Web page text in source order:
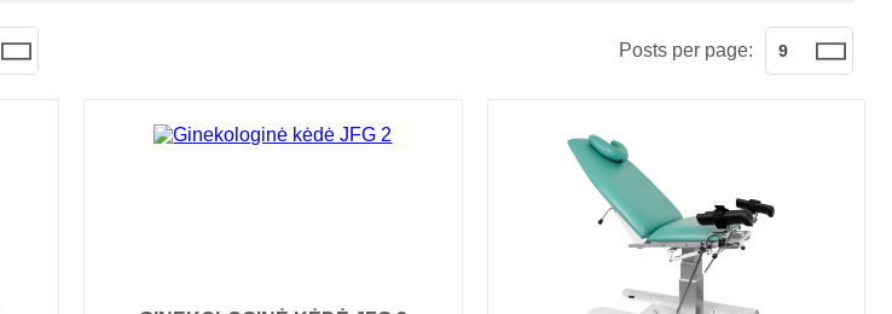
Posts per page: 9